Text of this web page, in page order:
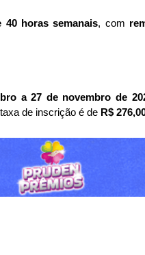
40 horas semanais, com
a 27 de novembro de
de inscrição é de R$